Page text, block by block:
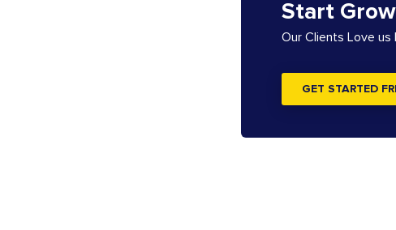
Start
Our Clients Love
GET STARTED